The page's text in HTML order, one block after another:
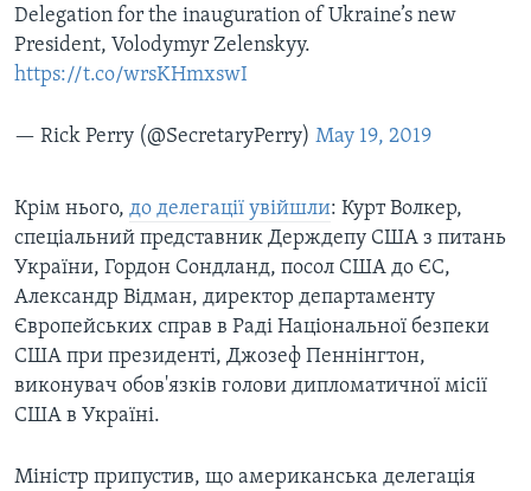
Delegation for the inauguration of Ukraine’s new
President, Volodymyr Zelenskyy.
https://t.co/wrsKHmxswI
— Rick Perry (@SecretaryPerry) May 19, 2019
Крім нього, до делегації увійшли: Курт Волкер,
спеціальний представник Держдепу США з питань
України, Гордон Сондланд, посол США до ЄС,
Александр Відман, директор департаменту
Європейських справ в Раді Національної безпеки
США при президенті, Джозеф Пеннінгтон,
виконувач обов'язків голови дипломатичної місії
США в Україні.
Міністр припустив, що американська делегація